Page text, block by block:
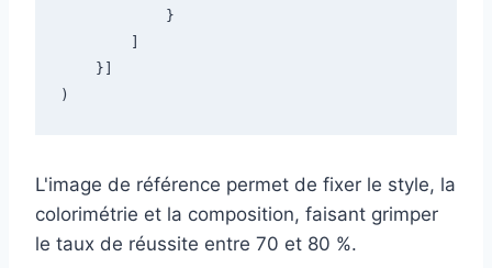
L'image de référence permet de fixer le style, la
colorimétrie et la composition, faisant grimper
le taux de réussite entre 70 et 80 %.